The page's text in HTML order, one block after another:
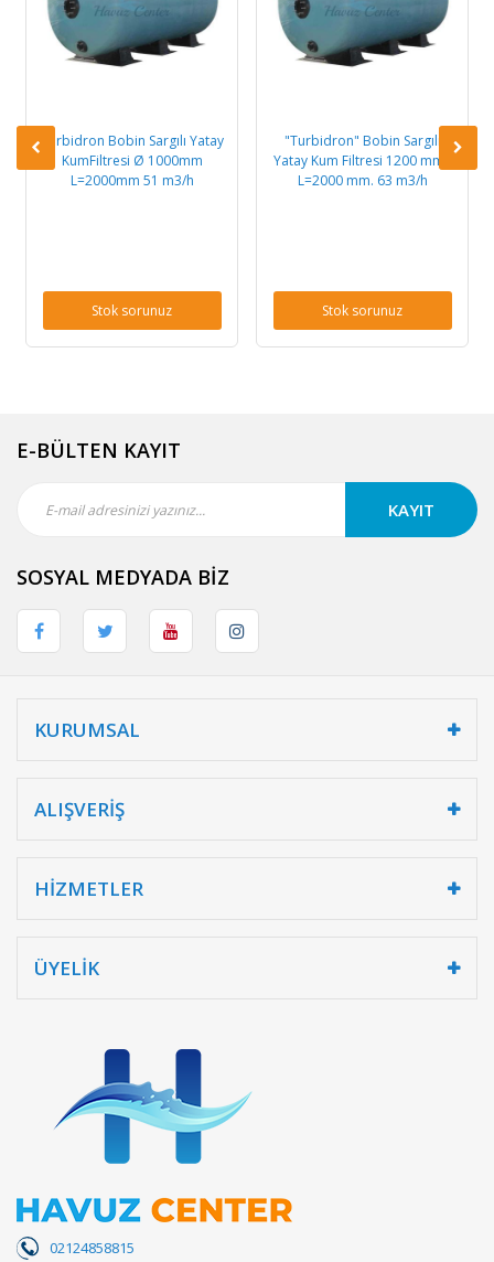
Turbidron Bobin Sargılı Yatay
KumFiltresi Ø 1000mm
L=2000mm 51 m3/h
Stok sorunuz
"Turbidron" Bobin Sargılı
Yatay Kum Filtresi 1200 mm -
L=2000 mm. 63 m3/h
Stok sorunuz
E-BÜLTEN KAYIT
KAYIT
SOSYAL MEDYADA BİZ
KURUMSAL
ALIŞVERİŞ
HİZMETLER
ÜYELİK
02124858815